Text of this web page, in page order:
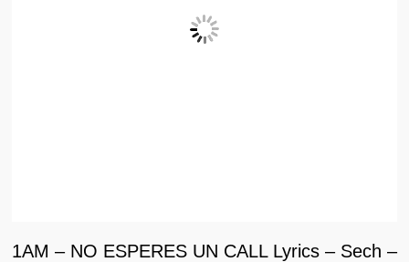
1AM – NO ESPERES UN CALL Lyrics – Sech –